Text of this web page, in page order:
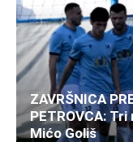
ZAVRŠNICA
PETROVCA:
Mićo Goliš